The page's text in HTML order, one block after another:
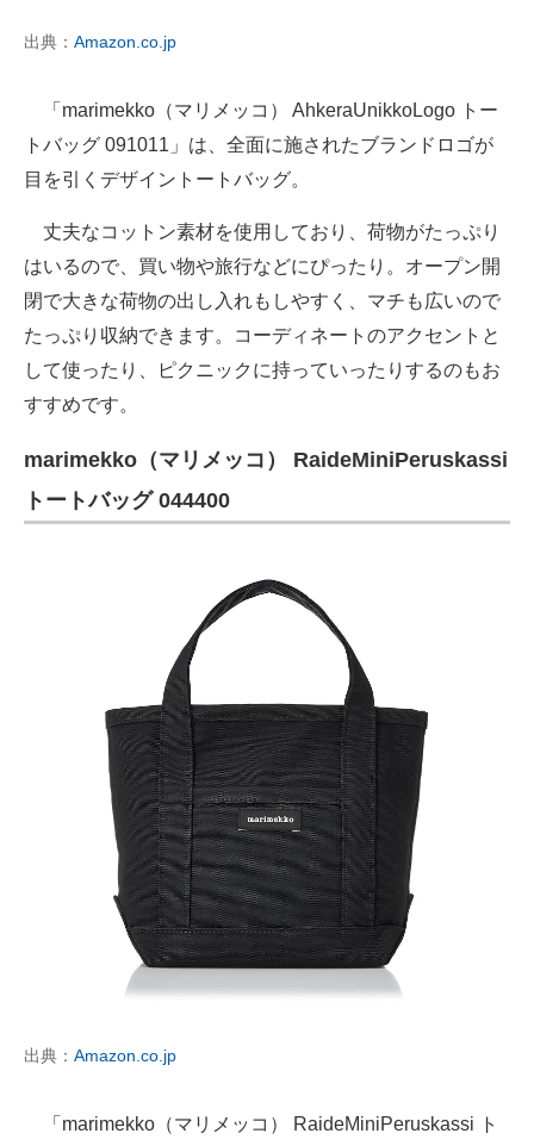
出典： Amazon.co.jp
「marimekko（マリメッコ） AhkeraUnikkoLogo トー
トバッグ 091011」は、全面に施されたブランドロゴが
目を引くデザイントートバッグ。
丈夫なコットン素材を使用しており、荷物がたっぷり
はいるので、買い物や旅行などにぴったり。オープン開
閉で大きな荷物の出し入れもしやすく、マチも広いので
たっぷり収納できます。コーディネートのアクセントと
して使ったり、ピクニックに持っていったりするのもお
すすめです。
marimekko（マリメッコ） RaideMiniPeruskassi
トートバッグ 044400
出典： Amazon.co.jp
「marimekko（マリメッコ） RaideMiniPeruskassi ト